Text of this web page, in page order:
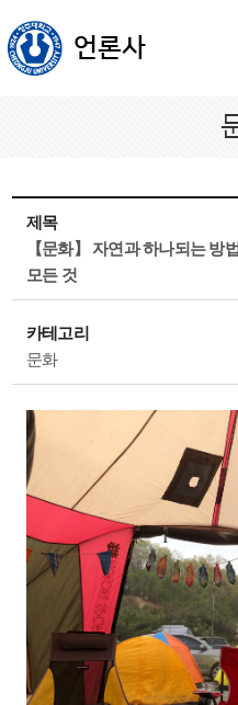
언론사
제목
【문화】 자연과 하나되는 방
모든 것
카테고리
문화